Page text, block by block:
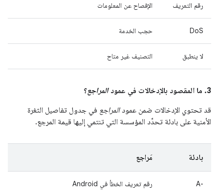
رقم التعريف الإفصاح عن المعلومات
DoS حجب الخدمة
لا ينطبق التصنيف غير متاح
3. ما المقصود بالإدخالات في عمود المراجع؟
قد تحتوي الإدخالات ضمن عمودالمراجع في جدول تفاصيل الثغرة
الأمنية على بادئة تحدِّد المؤسسة التي تنتمي إليها قيمة المرجع.
بادئة مَراجع
A-‎ رقم تعريف الخطأ في Android